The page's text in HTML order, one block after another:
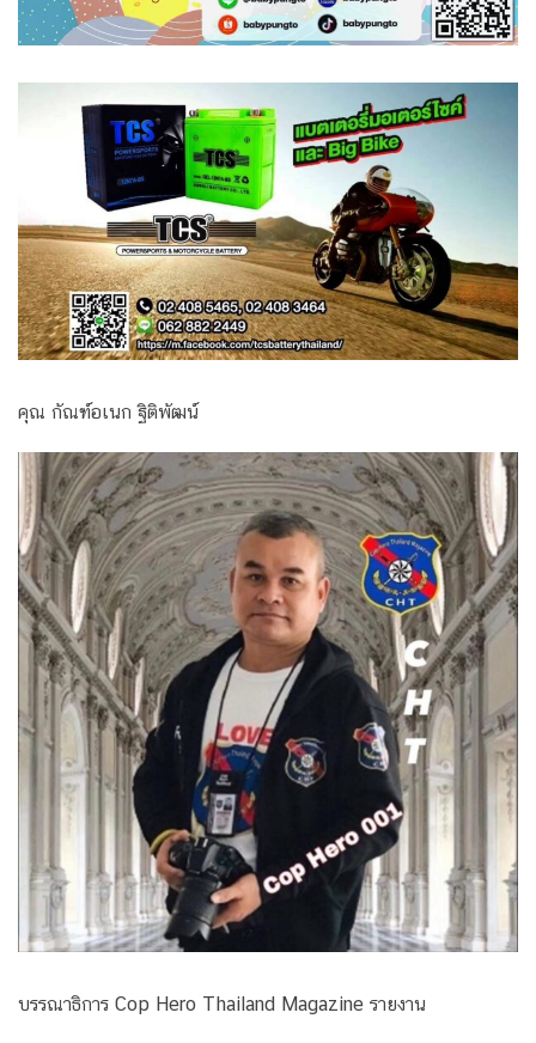
คุณ กัณฑ์อเนก ฐิติพัฒน์
บรรณาธิการ Cop Hero Thailand Magazine รายงาน